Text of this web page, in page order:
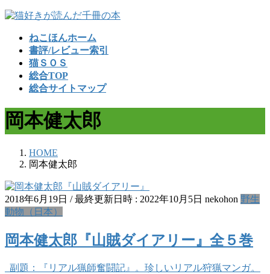
コ
ッ
プ
ナ
移
動
ねこほんホーム
書評/レビュー索引
猫ＳＯＳ
総合TOP
総合サイトマップ
岡本健太郎
HOME
岡本健太郎
2018年6月19日 / 最終更新日時 : 2022年10月5日 nekohon 野生
動物（日本）
岡本健太郎『山賊ダイアリー』全５巻
副題：『リアル猟師奮闘記』。珍しいリアル狩猟マンガ。